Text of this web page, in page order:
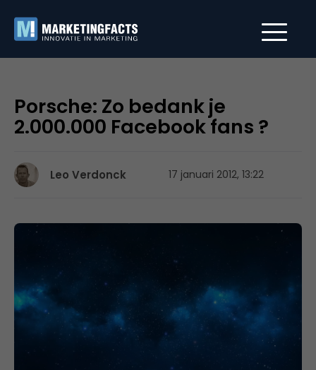
Porsche: Zo bedank je
2.000.000 Facebook fans ?
Leo Verdonck 17 januari 2012, 13:22